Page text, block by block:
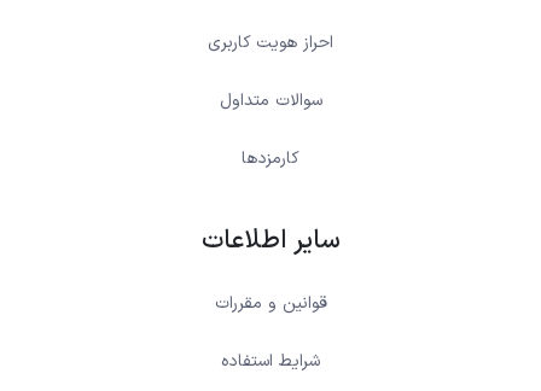
احراز هویت کاربری
سوالات متداول
کارمزدها
سایر اطلاعات
قوانین و مقررات
شرایط استفاده